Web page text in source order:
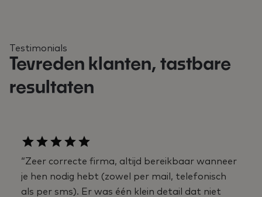
Testimonials
Tevreden klanten, tastbare
resultaten
“Zeer correcte firma, altijd bereikbaar wanneer
je hen nodig hebt (zowel per mail, telefonisch
als per sms). Er was één klein detail dat niet